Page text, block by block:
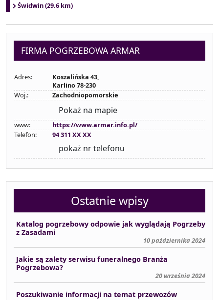
Świdwin (29.6 km)
FIRMA POGRZEBOWA ARMAR
Adres:
Koszalińska 43,
Karlino 78-230
Woj.:
Zachodniopomorskie
Pokaż na mapie
www:
https://www.armar.info.pl/
Telefon:
94 311 XX XX
pokaż nr telefonu
Ostatnie wpisy
Katalog pogrzebowy odpowie jak wyglądają Pogrzeby
z Zasadami
10 października 2024
Jakie są zalety serwisu funeralnego Branża
Pogrzebowa?
20 września 2024
Poszukiwanie informacji na temat przewozów